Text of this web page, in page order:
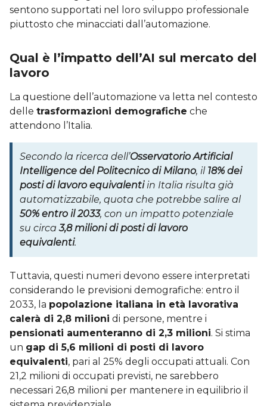
sentono supportati nel loro sviluppo professionale
piuttosto che minacciati dall’automazione.
Qual è l’impatto dell’AI sul mercato del
lavoro
La questione dell’automazione va letta nel contesto
delle trasformazioni demografiche che
attendono l’Italia.
Secondo la ricerca dell’Osservatorio Artificial
Intelligence del Politecnico di Milano, il 18% dei
posti di lavoro equivalentiin Italia risulta già
automatizzabile, quota che potrebbe salire al
50% entro il 2033, con un impatto potenziale
su circa3,8 milioni di posti di lavoro
equivalenti.
Tuttavia, questi numeri devono essere interpretati
considerando le previsioni demografiche: entro il
2033, la popolazione italiana in età lavorativa
calerà di 2,8 milioni di persone, mentre i
pensionati aumenteranno di 2,3 milioni. Si stima
un gap di 5,6 milioni di posti di lavoro
equivalenti, pari al 25% degli occupati attuali. Con
21,2 milioni di occupati previsti, ne sarebbero
necessari 26,8 milioni per mantenere in equilibrio il